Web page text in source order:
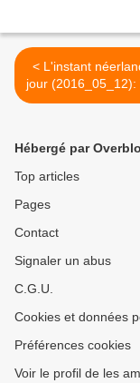
< L'instant néerlandais du
jour (2016_05_12):
was alles
Hébergé par
Top articles
Pages
Contact
Signaler un abus
C.G.U.
Cookies et données
Préférences cookies
Voir le profil de les